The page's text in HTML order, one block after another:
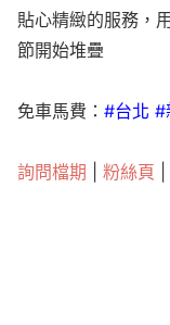
貼心精緻的服務，
節開始堆疊
免車馬費： #台北 #
詢問檔期 粉絲頁